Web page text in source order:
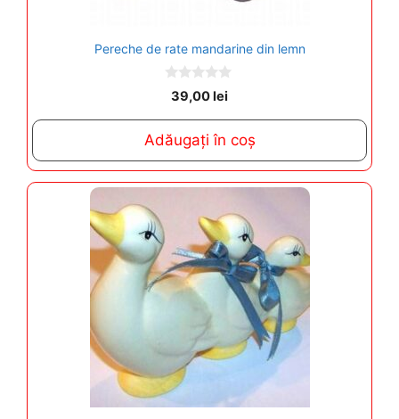
Pereche de rate mandarine din lemn
o
o
5
39,00lei
Adăugați în coș